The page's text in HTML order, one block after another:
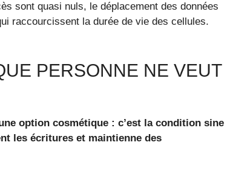
sont quasi nuls, le déplacement des données
raccourcissent la durée de vie des cellules.
PERSONNE NE VEUT
option cosmétique : c’est la condition sine
les écritures et maintienne des